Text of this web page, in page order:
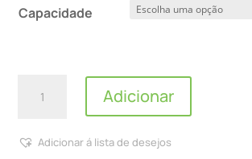
Capacidade
Quantidade
-
Adicionar
Adicionar á lista de desejos